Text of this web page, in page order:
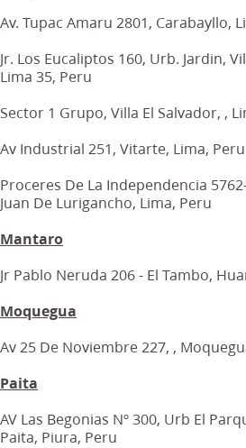
Av. Tupac Amaru 2801, Carabayllo,
Jr. Los Eucaliptos 160, Urb. Jardin,
Lima 35, Peru
Sector 1 Grupo, Villa El Salvador, ,
Av Industrial 251, Vitarte, Lima, Peru
Proceres De La Independencia
Juan De Lurigancho, Lima, Peru
Mantaro
Jr Pablo Neruda 206 - El Tambo,
Moquegua
Av 25 De Noviembre 227, ,
Paita
AV Las Begonias Nº 300, Urb El
Paita, Piura, Peru